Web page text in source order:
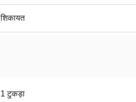
शिकायत
1 टुकड़ा